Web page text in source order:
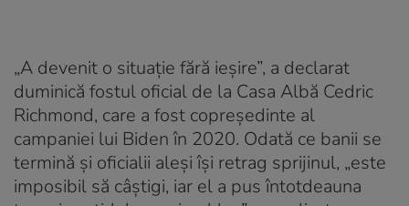
„A devenit o situaţie fără ieşire”, a declarat
duminică fostul oficial de la Casa Albă Cedric
Richmond, care a fost copreşedinte al
campaniei lui Biden în 2020. Odată ce banii se
termină şi oficialii aleşi îşi retrag sprijinul, „este
imposibil să câştigi, iar el a pus întotdeauna